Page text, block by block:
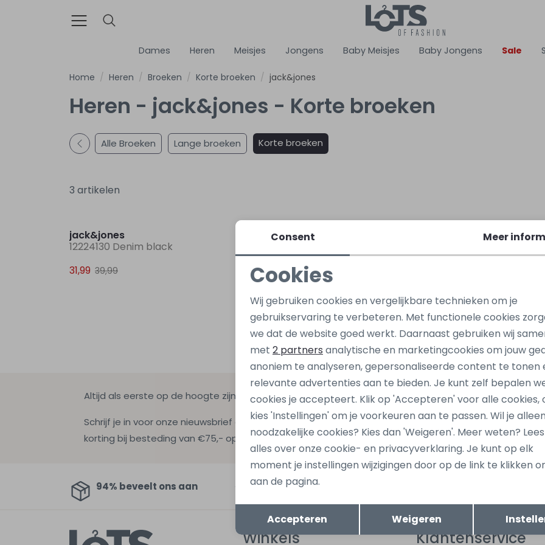
Dames Heren Meisjes Jongens Baby Meisjes Baby Jongens Sale
Home Heren Broeken Korte broeken jack&jones
Heren - jack&jones - Korte broeken
Alle Broeken Korte broeken
Lange broeken
3 artikelen
jack&jones
12224130 Denim black
31,99 39,99
jack&jones
39,99
Altijd als eerste op de hoogte zijn?
Schrijf je in voor onze nieuwsbrief en ontvang dan ook gelijk €5,-
korting bij besteding van €75,- op de nieuwe collectie!
Hoe we met je data
94% beveelt ons aan Automatisch sparen voor korting
Winkels Klantenservice
Noodzakelijke cookies
Analytische cookies Marketing cookies
Terug Opslaan
Consent Meer
Cookies
Wij gebruiken cookies en vergelijkbare technieken om je
gebruikservaring te verbeteren. Met functionele cookies
we dat de website goed werkt. Daarnaast gebruiken wij
met 2 partners analytische en marketingcookies om jouw
anoniem te analyseren, gepersonaliseerde content te tonen
relevante advertenties aan te bieden. Je kunt zelf bepalen
cookies je accepteert. Klik op 'Accepteren' voor alle cookies,
kies 'Instellingen' om je voorkeuren aan te passen. Wil je alleen
noodzakelijke cookies? Kies dan 'Weigeren'. Meer weten? Lees
alles over onze cookie- en privacyverklaring. Je kunt op elk
moment je instellingen wijzigingen door op de link te klikken
aan de pagina.
Accepteren Weigeren